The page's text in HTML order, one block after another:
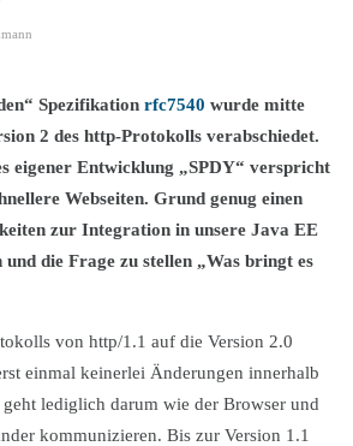
Spezifikation rfc7540 wurde mitte
2 des http-Protokolls verabschiedet.
eigener Entwicklung „SPDY“ verspricht
Webseiten. Grund genug einen
zur Integration in unsere Java EE
die Frage zu stellen „Was bringt es
von http/1.1 auf die Version 2.0
einmal keinerlei Änderungen innerhalb
lediglich darum wie der Browser und
kommunizieren. Bis zur Version 1.1